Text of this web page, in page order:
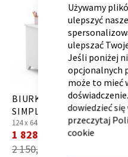
Używamy
ulepszyć
ulepszać
Jeśli poniżej
opcjonalnych
może to mieć
dowiedzieć się
przeczytaj
cookie
BIURKO 120 LEWE
SIMPLE WHITE CRYSTAL
124 x 64 x
2 150,00 zł
Cena
promocyjna
1 828,00 zł *
Kontenerek